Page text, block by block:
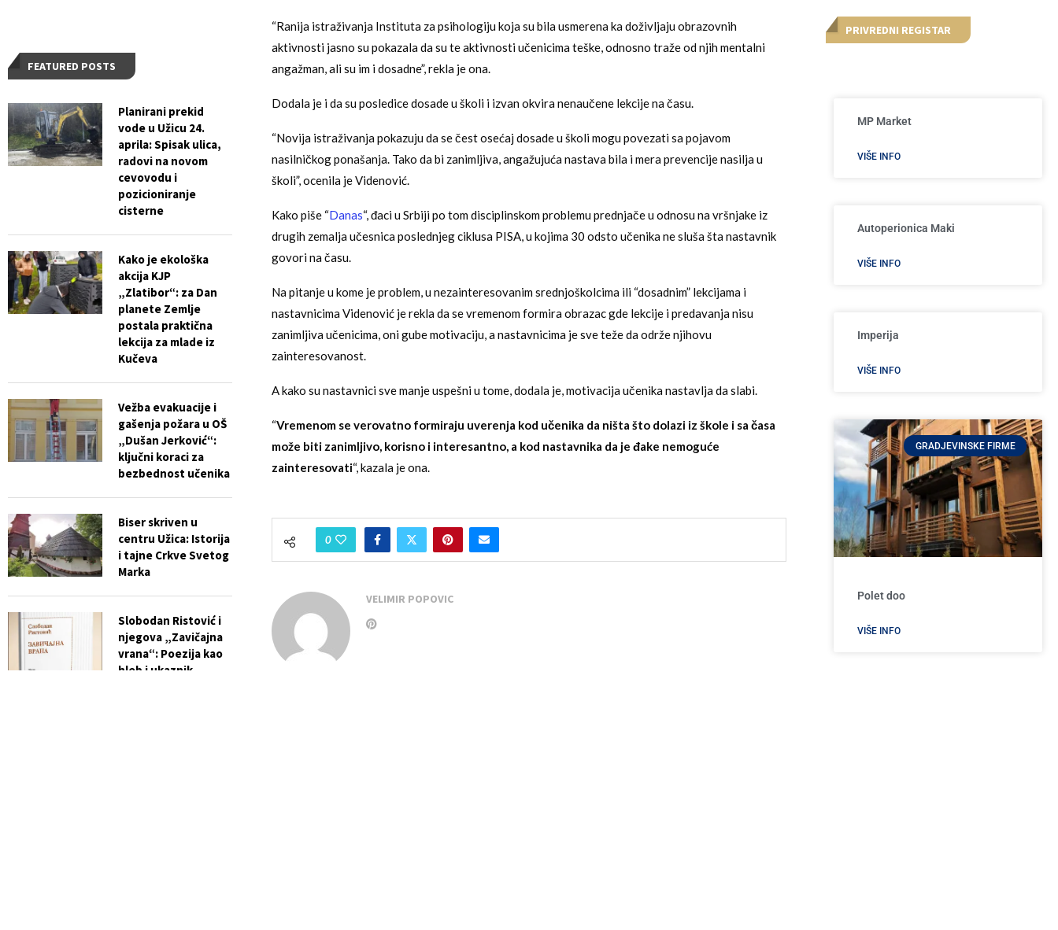
“Ranija istraživanja Instituta za psihologiju koja su bila usmerena ka doživljaju obrazovnih
aktivnosti jasno su pokazala da su te aktivnosti učenicima teške, odnosno traže od njih mentalni
angažman, ali su im i dosadne”, rekla je ona.
Dodala je i da su posledice dosade u školi i izvan okvira nenaučene lekcije na času.
“Novija istraživanja pokazuju da se čest osećaj dosade u školi mogu povezati sa pojavom
nasilničkog ponašanja. Tako da bi zanimljiva, angažujuća nastava bila i mera prevencije nasilja u
školi”, ocenila je Videnović.
Kako piše “Danas“, đaci u Srbiji po tom disciplinskom problemu prednjače u odnosu na vršnjake iz
drugih zemalja učesnica poslednjeg ciklusa PISA, u kojima 30 odsto učenika ne sluša šta nastavnik
govori na času.
Na pitanje u kome je problem, u nezainteresovanim srednjoškolcima ili “dosadnim” lekcijama i
nastavnicima Videnović je rekla da se vremenom formira obrazac gde lekcije i predavanja nisu
zanimljiva učenicima, oni gube motivaciju, a nastavnicima je sve teže da održe njihovu
zainteresovanost.
A kako su nastavnici sve manje uspešni u tome, dodala je, motivacija učenika nastavlja da slabi.
“Vremenom se verovatno formiraju uverenja kod učenika da ništa što dolazi iz škole i sa časa
može biti zanimljivo, korisno i interesantno, a kod nastavnika da je đake nemoguće
zainteresovati“, kazala je ona.
0
VELIMIR POPOVIC
PRIVREDNI REGISTAR
MP Market
VIŠE INFO
Autoperionica Maki
VIŠE INFO
Imperija
VIŠE INFO
GRADJEVINSKE FIRME
Polet doo
VIŠE INFO
FEATURED POSTS
Planirani prekid
vode u Užicu 24.
aprila: Spisak ulica,
radovi na novom
cevovodu i
pozicioniranje
cisterne
Kako je ekološka
akcija KJP
„Zlatibor“: za Dan
planete Zemlje
postala praktična
lekcija za mlade iz
Kučeva
Vežba evakuacije i
gašenja požara u OŠ
„Dušan Jerković“:
ključni koraci za
bezbednost učenika
Biser skriven u
centru Užica: Istorija
i tajne Crkve Svetog
Marka
Slobodan Ristović i
njegova „Zavičajna
vrana“: Poezija kao
hleb i ukaznik